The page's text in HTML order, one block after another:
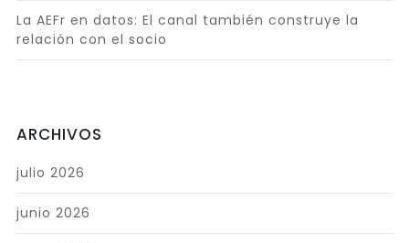
La AEFr en datos: El canal también construye la
relación con el socio
ARCHIVOS
julio 2026
junio 2026